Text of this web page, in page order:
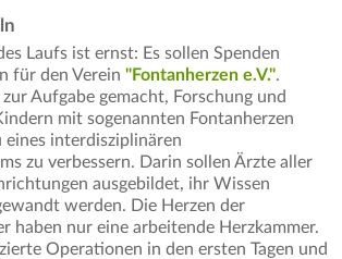
Laufs ist ernst: Es sollen Spenden
für den Verein "Fontanherzen e.V.".
Aufgabe gemacht, Forschung und
mit sogenannten Fontanherzen
interdisziplinären
zu verbessern. Darin sollen Ärzte aller
ausgebildet, ihr Wissen
werden. Die Herzen der
haben nur eine arbeitende Herzkammer.
Operationen in den ersten Tagen und